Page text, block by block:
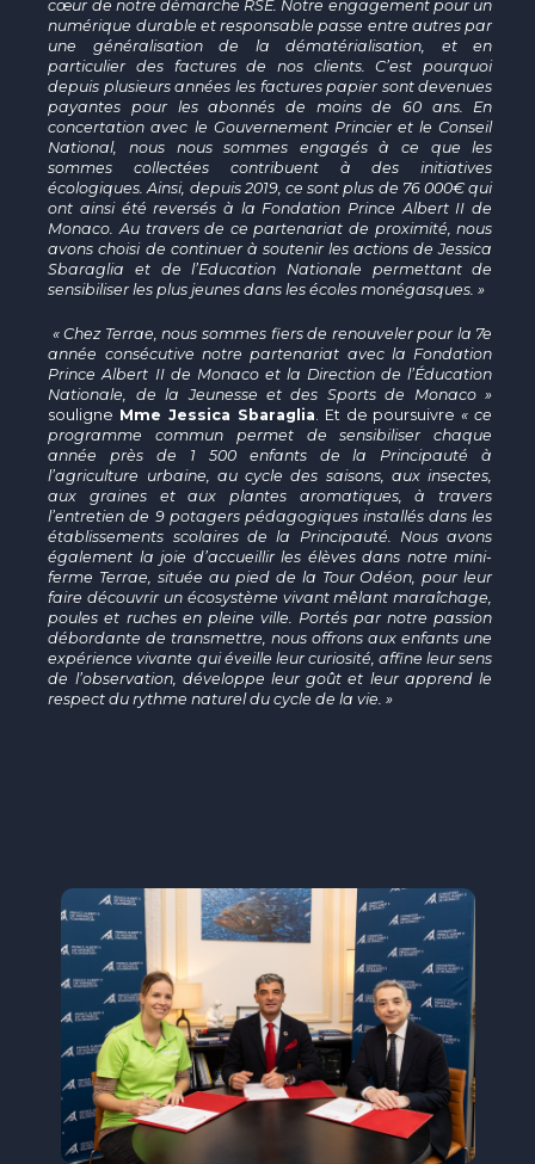
cœur de notre démarche RSE. Notre engagement pour un
numérique durable et responsable passe entre autres par
une généralisation de la dématérialisation, et en
particulier des factures de nos clients. C’est pourquoi
depuis plusieurs années les factures papier sont devenues
payantes pour les abonnés de moins de 60 ans. En
concertation avec le Gouvernement Princier et le Conseil
National, nous nous sommes engagés à ce que les
sommes collectées contribuent à des initiatives
écologiques. Ainsi, depuis 2019, ce sont plus de 76 000€ qui
ont ainsi été reversés à la Fondation Prince Albert II de
Monaco. Au travers de ce partenariat de proximité, nous
avons choisi de continuer à soutenir les actions de Jessica
Sbaraglia et de l’Education Nationale permettant de
sensibiliser les plus jeunes dans les écoles monégasques. »
« Chez Terrae, nous sommes fiers de renouveler pour la 7e
année consécutive notre partenariat avec la Fondation
Prince Albert II de Monaco et la Direction de l’Éducation
Nationale, de la Jeunesse et des Sports de Monaco »
souligne Mme Jessica Sbaraglia . Et de poursuivre « ce
programme commun permet de sensibiliser chaque
année près de 1 500 enfants de la Principauté à
l’agriculture urbaine, au cycle des saisons, aux insectes,
aux graines et aux plantes aromatiques, à travers
l’entretien de 9 potagers pédagogiques installés dans les
établissements scolaires de la Principauté. Nous avons
également la joie d’accueillir les élèves dans notre mini-
ferme Terrae, située au pied de la Tour Odéon, pour leur
faire découvrir un écosystème vivant mêlant maraîchage,
poules et ruches en pleine ville. Portés par notre passion
débordante de transmettre, nous offrons aux enfants une
expérience vivante qui éveille leur curiosité, affine leur sens
de l’observation, développe leur goût et leur apprend le
respect du rythme naturel du cycle de la vie. »